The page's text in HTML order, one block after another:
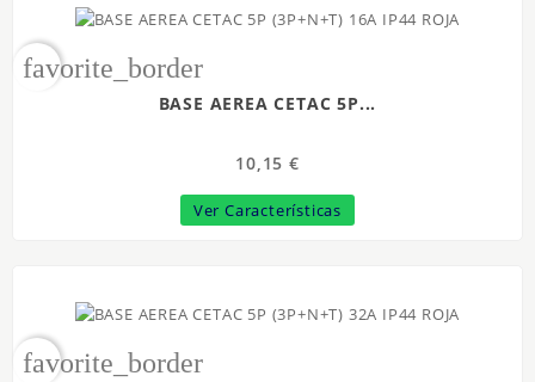
favorite_border
BASE AEREA CETAC 5P...
10,15 €
Ver Características
favorite_border